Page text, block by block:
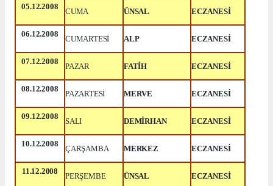
05.12.2008
CUMA ÜNSAL ECZANESİ
06.12.2008
CUMARTESİ ALP ECZANESİ
07.12.2008
PAZAR FATİH ECZANESİ
08.12.2008
PAZARTESİ MERVE ECZANESİ
09.12.2008
SALI DEMİRHAN ECZANESİ
10.12.2008
ÇARŞAMBA MERKEZ ECZANESİ
11.12.2008
PERŞEMBE ÜNSAL ECZANESİ